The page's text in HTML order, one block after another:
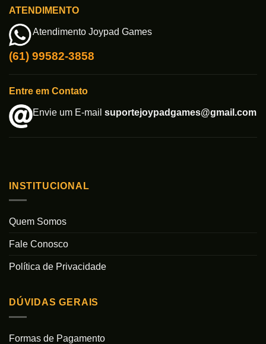
ATENDIMENTO
Atendimento Joypad Games
(61) 99582-3858
Entre em Contato
Envie um E-mail suportejoypadgames@gmail.com
INSTITUCIONAL
Quem Somos
Fale Conosco
Política de Privacidade
DÚVIDAS GERAIS
Formas de Pagamento